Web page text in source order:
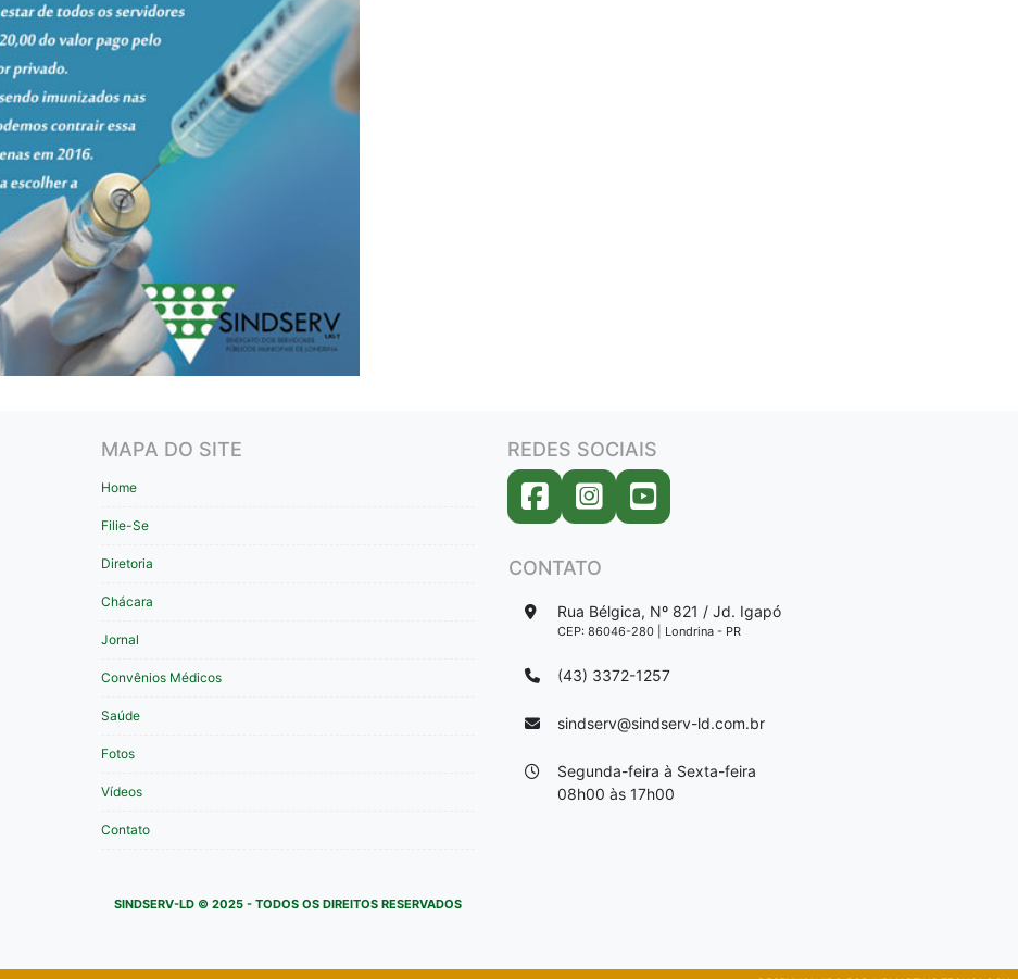
MAPA DO SITE
Home
Filie-Se
Diretoria
Chácara
Jornal
Convênios Médicos
Saúde
Fotos
Vídeos
Contato
REDES SOCIAIS
CONTATO
Rua Bélgica, Nº 821 / Jd. Igapó
CEP: 86046-280 | Londrina - PR
(43) 3372-1257
sindserv@sindserv-ld.com.br
Segunda-feira à Sexta-feira
08h00 às 17h00
SINDSERV-LD © 2025 - TODOS OS DIREITOS RESERVADOS